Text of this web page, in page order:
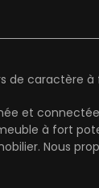
de caractère
et
à fort
Nous